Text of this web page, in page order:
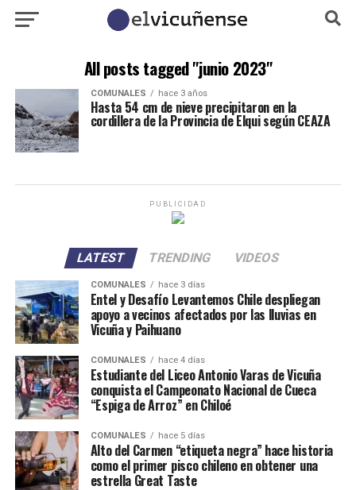
All posts tagged "junio 2023"
COMUNALES hace 3 años
Hasta 54 cm de nieve precipitaron en la
cordillera de la Provincia de Elqui según CEAZA
PUBLICIDAD
LATEST TRENDING VIDEOS
COMUNALES hace 3 días
Entel y Desafío Levantemos Chile despliegan
apoyo a vecinos afectados por las lluvias en
Vicuña y Paihuano
COMUNALES hace 4 días
Estudiante del Liceo Antonio Varas de Vicuña
conquista el Campeonato Nacional de Cueca
“Espiga de Arroz” en Chiloé
COMUNALES hace 5 días
Alto del Carmen “etiqueta negra” hace historia
como el primer pisco chileno en obtener una
estrella Great Taste